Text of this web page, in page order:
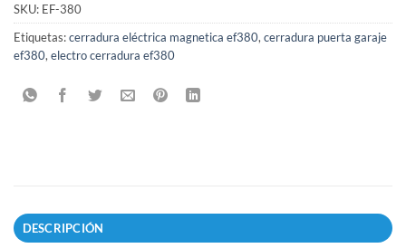
SKU: EF-380
Etiquetas:cerradura eléctrica magnetica ef380, cerradura puerta garaje
ef380, electro cerradura ef380
DESCRIPCIÓN